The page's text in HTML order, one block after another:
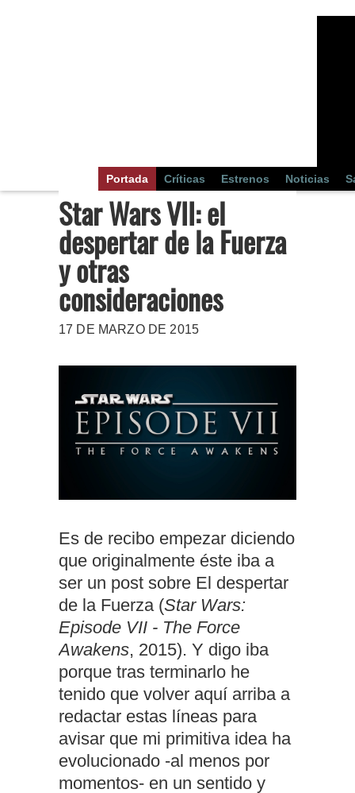
Portada Críticas Estrenos Noticias
Star Wars VII: el
despertar de la Fuerza
y otras
consideraciones
17 DE MARZO DE 2015
Es de recibo empezar diciendo
que originalmente éste iba a
ser un post sobre El despertar
de la Fuerza (Star Wars:
Episode VII - The Force
Awakens, 2015). Y digo iba
porque tras terminarlo he
tenido que volver aquí arriba a
redactar estas líneas para
avisar que mi primitiva idea ha
evolucionado -al menos por
momentos- en un sentido y